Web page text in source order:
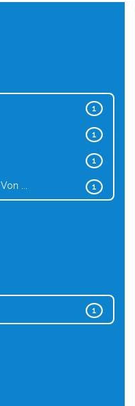
1
1
1
1
...
1